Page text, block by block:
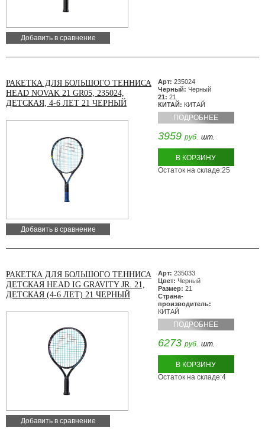
Добавить в сравнение
РАКЕТКА ДЛЯ БОЛЬШОГО ТЕННИСА
HEAD NOVAK 21 GR05, 235024,
ДЕТСКАЯ, 4-6 ЛЕТ 21 ЧЕРНЫЙ
Добавить в сравнение
Арт: 235024
Черный: Черный
21: 21
КИТАЙ: КИТАЙ
ПОДРОБНЕЕ
3959 руб. шт.
В КОРЗИНУ
Остаток на складе:25
РАКЕТКА ДЛЯ БОЛЬШОГО ТЕННИСА
ДЕТСКАЯ HEAD IG GRAVITY JR. 21,
ДЕТСКАЯ (4-6 ЛЕТ) 21 ЧЕРНЫЙ
Добавить в сравнение
Арт: 235033
Цвет: Черный
Размер: 21
Страна-
производитель:
КИТАЙ
ПОДРОБНЕЕ
6273 руб. шт.
В КОРЗИНУ
Остаток на складе:4